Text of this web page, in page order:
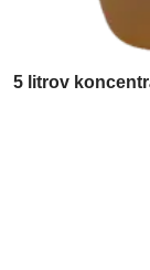
5 litrov